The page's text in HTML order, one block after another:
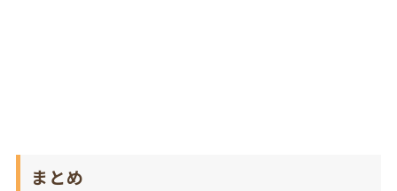
まとめ